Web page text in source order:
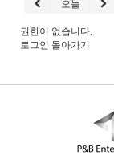
오늘
권한이 없습니다.
로그인 돌아가기